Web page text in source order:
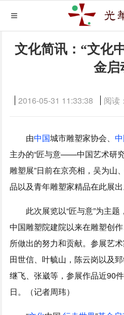
文化简讯：“文化
金启
2016-05-31 11:33:38 阅读：
由中国城市雕塑家协会、
主办的“匠与意——中国艺术研
雕塑展”日前在京亮相，吴为山
品以及青年雕塑家精品在此展出
此次展览以“匠与意”为主题
中国雕塑院建院以来在雕塑创
所做出的努力和贡献。参展艺
田世信、叶毓山，陈云岗以及
继飞、张崴等，参展作品近90
日。（记者周玮）